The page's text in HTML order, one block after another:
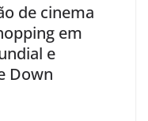
de cinema
em
e
Down